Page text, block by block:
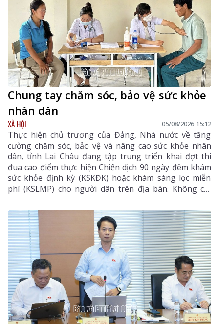
Chung tay chăm sóc, bảo vệ sức khỏe
nhân dân
XÃ HỘI 05/08/2026 15:12
Thực hiện chủ trương của Đảng, Nhà nước về tăng
cường chăm sóc, bảo vệ và nâng cao sức khỏe nhân
dân, tỉnh Lai Châu đang tập trung triển khai đợt thi
đua cao điểm thực hiện Chiến dịch 90 ngày đêm khám
sức khỏe định kỳ (KSKĐK) hoặc khám sàng lọc miễn
phí (KSLMP) cho người dân trên địa bàn. Không chỉ
góp phần phát hiện sớm bệnh tật, nâng cao chất
lượng chăm sóc sức khỏe (CSSK) ban đầu, chương
trình còn lan tỏa tinh thần trách nhiệm, y đức và sự
tận tâm của đội ngũ cán bộ y tế, hướng tới mục tiêu
mọi người dân đều được tiếp cận dịch vụ y tế công
bằng, chất lượng và nhân văn.